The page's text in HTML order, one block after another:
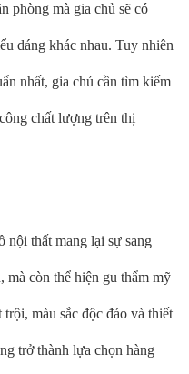
phòng mà gia chủ sẽ có
dáng khác nhau. Tuy nhiên
nhất, gia chủ cần tìm kiếm
chất lượng trên thị
nội thất mang lại sự sang
mà còn thể hiện gu thẩm mỹ
màu sắc độc đáo và thiết
trở thành lựa chọn hàng